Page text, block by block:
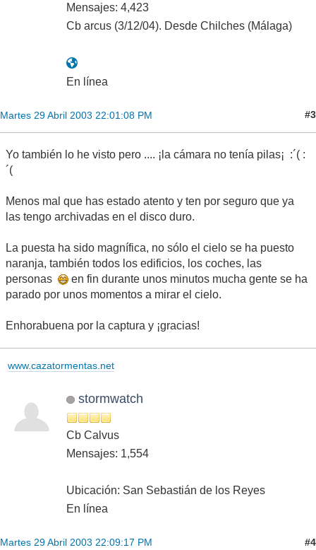
Mensajes: 4,423
Cb arcus (3/12/04). Desde Chilches (Málaga)
En línea
Martes 29 Abril 2003 22:01:08 PM #3
Yo también lo he visto pero .... ¡la cámara no tenía pilas¡ :´( :
´(
Menos mal que has estado atento y ten por seguro que ya
las tengo archivadas en el disco duro.
La puesta ha sido magnífica, no sólo el cielo se ha puesto
naranja, también todos los edificios, los coches, las
personas
en fin durante unos minutos mucha gente se ha
parado por unos momentos a mirar el cielo.
Enhorabuena por la captura y ¡gracias!
www.cazatormentas.net
stormwatch
Cb Calvus
Mensajes: 1,554
Ubicación: San Sebastián de los Reyes
En línea
Martes 29 Abril 2003 22:09:17 PM #4